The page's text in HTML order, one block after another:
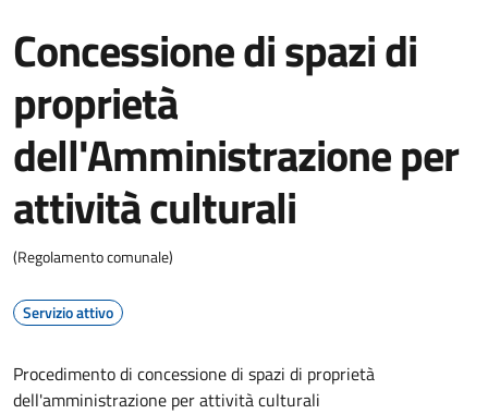
Concessione di spazi di
proprietà
dell'Amministrazione per
attività culturali
(Regolamento comunale)
Servizio attivo
Procedimento di concessione di spazi di proprietà
dell'amministrazione per attività culturali